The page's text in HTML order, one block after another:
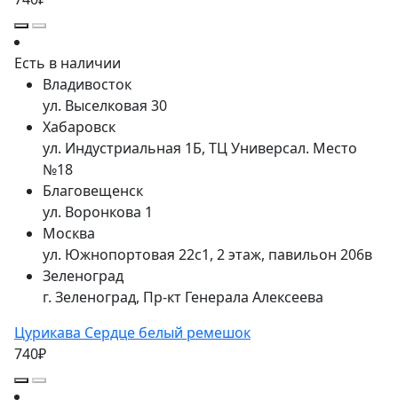
Есть в наличии
Владивосток
ул. Выселковая 30
Хабаровск
ул. Индустриальная 1Б, ТЦ Универсал. Место
№18
Благовещенск
ул. Воронкова 1
Москва
ул. Южнопортовая 22с1, 2 этаж, павильон 206в
Зеленоград
г. Зеленоград, Пр-кт Генерала Алексеева
Цурикава Сердце белый ремешок
740₽